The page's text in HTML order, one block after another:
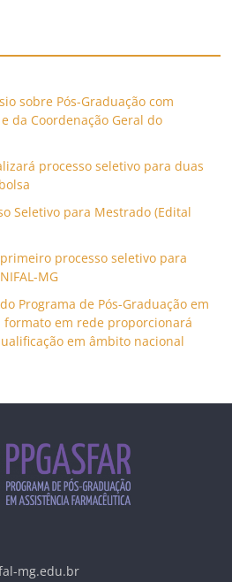
sobre Pós-Graduação com
da Coordenação Geral do
processo seletivo para duas
Seletivo para Mestrado (Edital
processo seletivo para
MG
Programa de Pós-Graduação em
formato em rede proporcionará
em âmbito nacional
mg.edu.br